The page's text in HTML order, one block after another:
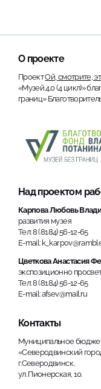
О проекте
ПроектОй, смотрите,
«Музей 4.0 (4 цикл)»
границ»
Над проектом
Карпова Любовь
развития музея
Тел: 8 (8184) 56-12-65
E-mail:
Цветкова Анастасия
экспозиционно
Тел: 8 (8184) 56-12-65
E-mail: afsev@mail.ru
Контакты
Муниципальное
«Северодвинский
г.Северодвинск,
ул. Пионерская, 10.